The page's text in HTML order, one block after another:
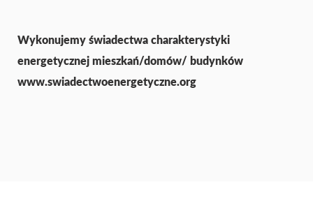
Wykonujemy świadectwa charakterystyki
energetycznej mieszkań/domów/ budynków
www.swiadectwoenergetyczne.org